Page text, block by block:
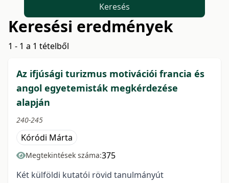
Keresés
Keresési eredmények
1 - 1 a 1 tételből
Az ifjúsági turizmus motivációi francia és
angol egyetemisták megkérdezése
alapján
240-245
Kóródi Márta
Megtekintések száma:375
Két külföldi kutatói rövid tanulmányút